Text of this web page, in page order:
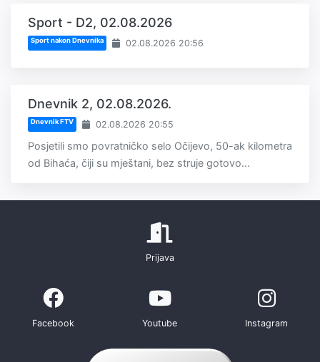
Sport - D2, 02.08.2026
Sport nakon Dnevnika 02.08.2026 20:56
Dnevnik 2, 02.08.2026.
Dnevnik FTV 02.08.2026 20:55
Posjetili smo povratničko selo Očijevo, 50-ak kilometra
od Bihaća, čiji su mještani, bez struje gotovo...
Prijava
Facebook Youtube Instagram